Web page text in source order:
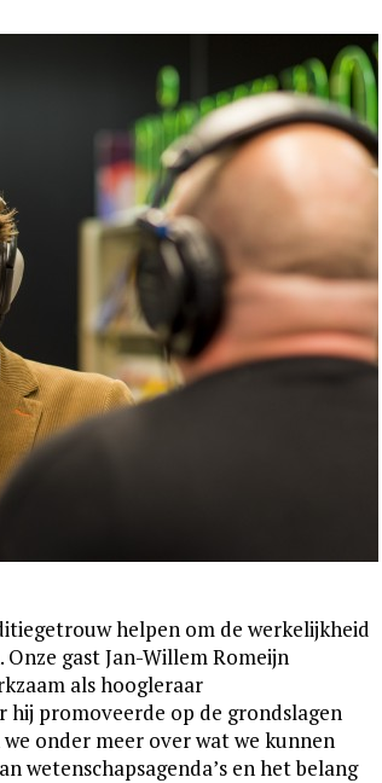
helpen om de werkelijkheid
gast Jan-Willem Romeijn
als hoogleraar
hij promoveerde op de grondslagen
onder meer over wat we kunnen
wetenschapsagenda’s en het belang